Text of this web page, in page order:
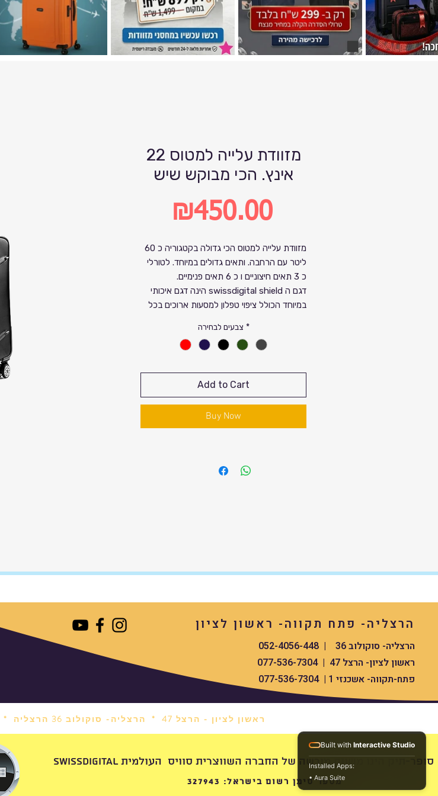
מזוודת עלייה למטוס 22
אינץ. הכי מבוקש שיש
₪450.00
Price
מזוודת עלייה למטוס הכי גדולה בקטגוריה כ 60
ליטר עם הרחבה. ותאים גדולים במיוחד. לטורלי
כ 3 תאים חיצוניים ו כ 6 תאים פנימיים.
דגם ה swissdigital shield הינה דגם איכותי
במיוחד הכולל ציפוי טפלון למסעות ארוכים בכל
וברגים לשימוש לאורך זמן ארוך.
בעיקר עם מזוודת טרולי וצריכים להכיל מקסימום
נפח במזוודה. מזוודת העלייה למטוס של שילד
נותנת את התוספת מקום שכל כך חשוב במזוודת
צבעים לבחירה *
Add to Cart
Buy Now
הרצליה- פתח תקווה- ראשון לציון
הרצליה- סוקולוב 36 | 052-4056-448
ראשון לציון- הרצל 47 | 077-536-7304
פתח-תקווה- אשכנזי 1 | 077-536-7304
ראשון לציון - הרצל 47 * הרצליה- סוקולוב 36 הרצליה *
מספר סימן רשום בישראל: 327943
Built with Interactive Studio
Installed Apps:
• Aura Suite